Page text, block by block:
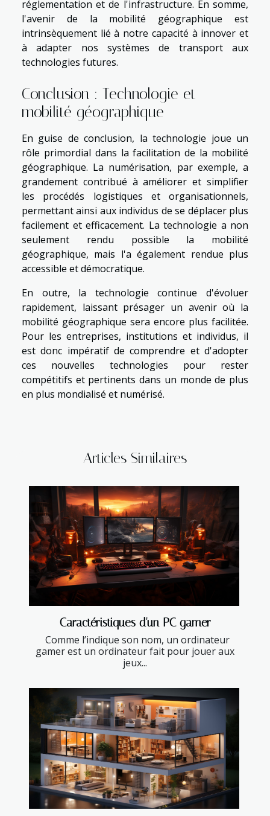
réglementation et de l'infrastructure. En somme,
l'avenir de la mobilité géographique est
intrinsèquement lié à notre capacité à innover et
à adapter nos systèmes de transport aux
technologies futures.
Conclusion : Technologie et
mobilité géographique
En guise de conclusion, la technologie joue un
rôle primordial dans la facilitation de la mobilité
géographique. La numérisation, par exemple, a
grandement contribué à améliorer et simplifier
les procédés logistiques et organisationnels,
permettant ainsi aux individus de se déplacer plus
facilement et efficacement. La technologie a non
seulement rendu possible la mobilité
géographique, mais l'a également rendue plus
accessible et démocratique.
En outre, la technologie continue d'évoluer
rapidement, laissant présager un avenir où la
mobilité géographique sera encore plus facilitée.
Pour les entreprises, institutions et individus, il
est donc impératif de comprendre et d'adopter
ces nouvelles technologies pour rester
compétitifs et pertinents dans un monde de plus
en plus mondialisé et numérisé.
Articles Similaires
Caractéristiques d'un PC gamer
Comme l’indique son nom, un ordinateur
gamer est un ordinateur fait pour jouer aux
jeux...